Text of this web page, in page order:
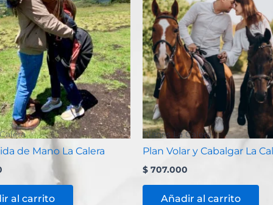
de Mano La Calera
al carrito
Planes La Calera
Plan Volar y Cabalgar La
$ 707.000
Añadir al carrito